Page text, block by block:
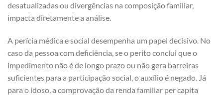
desatualizadas ou divergências na composição familiar,
impacta diretamente a análise.
A perícia médica e social desempenha um papel decisivo. No
caso da pessoa com deficiência, se o perito conclui que o
impedimento não é de longo prazo ou não gera barreiras
suficientes para a participação social, o auxílio é negado. Já
para o idoso, a comprovação da renda familiar per capita